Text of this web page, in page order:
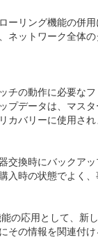
ーリング機能の併
ネットワーク全体
チの動作に必要な
プデータは、マス
カバリーに使用さ
交換時にバックア
入時の状態でよく
の応用として、新
その情報を関連付